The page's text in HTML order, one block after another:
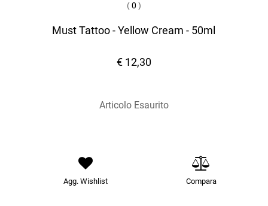
(0 )
Must Tattoo - Yellow Cream - 50ml
€ 12,30
Articolo Esaurito
Agg. Wishlist Compara